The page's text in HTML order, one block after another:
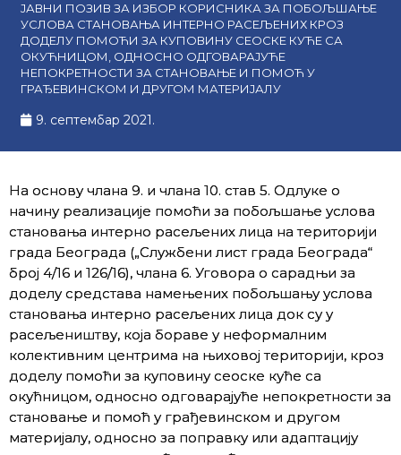
ЈАВНИ ПОЗИВ ЗА ИЗБОР КОРИСНИКА ЗА ПОБОЉШАЊЕ
УСЛОВА СТАНОВАЊА ИНТЕРНО РАСЕЉЕНИХ КРОЗ
ДОДЕЛУ ПОМОЋИ ЗА КУПОВИНУ СЕОСКЕ КУЋЕ СА
ОКУЋНИЦОМ, ОДНОСНО ОДГОВАРАЈУЋЕ
НЕПОКРЕТНОСТИ ЗА СТАНОВАЊЕ И ПОМОЋ У
ГРАЂЕВИНСКОМ И ДРУГОМ МАТЕРИЈАЛУ
9. септембар 2021.
На основу члана 9. и члана 10. став 5. Одлуке о
начину реализације помоћи за побољшање услова
становања интерно расељених лица на територији
града Београда („Службени лист града Београда“
број 4/16 и 126/16), члана 6. Уговора о сарадњи за
доделу средстава намењених побољшању услова
становања интерно расељених лица док су у
расељеништву, која бораве у неформалним
колективним центрима на њиховој територији, кроз
доделу помоћи за куповину сеоске куће са
окућницом, односно одговарајуће непокретности за
становање и помоћ у грађевинском и другом
материјалу, односно за поправку или адаптацију